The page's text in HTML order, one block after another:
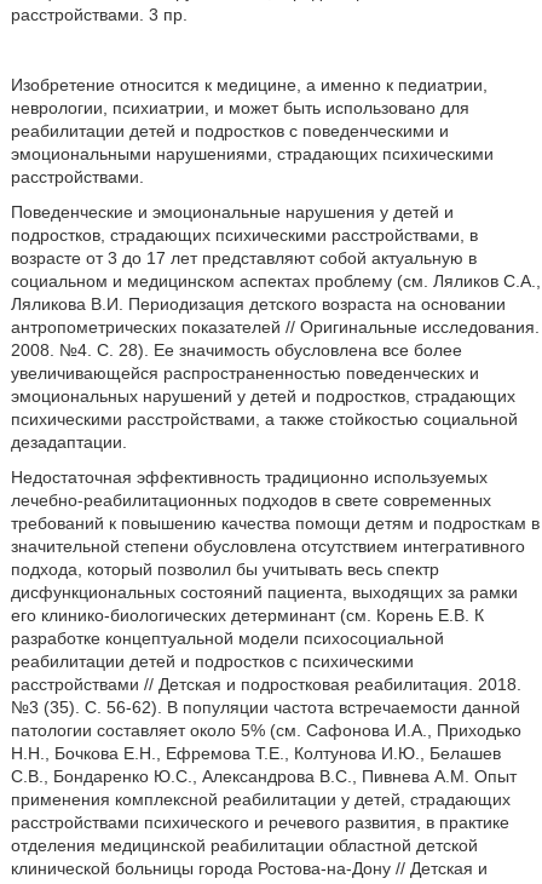
расстройствами. 3 пр.
Изобретение относится к медицине, а именно к педиатрии,
неврологии, психиатрии, и может быть использовано для
реабилитации детей и подростков с поведенческими и
эмоциональными нарушениями, страдающих психическими
расстройствами.
Поведенческие и эмоциональные нарушения у детей и
подростков, страдающих психическими расстройствами, в
возрасте от 3 до 17 лет представляют собой актуальную в
социальном и медицинском аспектах проблему (см. Ляликов С.А.,
Ляликова В.И. Периодизация детского возраста на основании
антропометрических показателей // Оригинальные исследования.
2008. №4. С. 28). Ее значимость обусловлена все более
увеличивающейся распространенностью поведенческих и
эмоциональных нарушений у детей и подростков, страдающих
психическими расстройствами, а также стойкостью социальной
дезадаптации.
Недостаточная эффективность традиционно используемых
лечебно-реабилитационных подходов в свете современных
требований к повышению качества помощи детям и подросткам в
значительной степени обусловлена отсутствием интегративного
подхода, который позволил бы учитывать весь спектр
дисфункциональных состояний пациента, выходящих за рамки
его клинико-биологических детерминант (см. Корень Е.В. К
разработке концептуальной модели психосоциальной
реабилитации детей и подростков с психическими
расстройствами // Детская и подростковая реабилитация. 2018.
№3 (35). С. 56-62). В популяции частота встречаемости данной
патологии составляет около 5% (см. Сафонова И.А., Приходько
Н.Н., Бочкова Е.Н., Ефремова Т.Е., Колтунова И.Ю., Белашев
С.В., Бондаренко Ю.С., Александрова B.C., Пивнева A.M. Опыт
применения комплексной реабилитации у детей, страдающих
расстройствами психического и речевого развития, в практике
отделения медицинской реабилитации областной детской
клинической больницы города Ростова-на-Дону // Детская и